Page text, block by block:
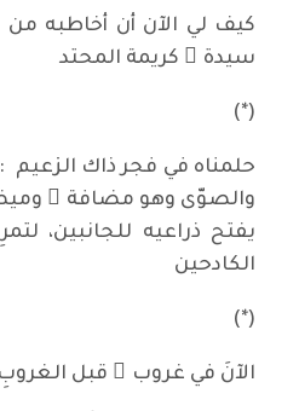
كيف لي الآن أن أخاطبه
سيدة ٌ كريمة المحتد
(*)
حلمناه في فجر ذاك
والصوّى وهو مضافة
يفتح ذراعيه للجانبين،
الكادحين
(*)
الآنَ في غروب ٍ قبل